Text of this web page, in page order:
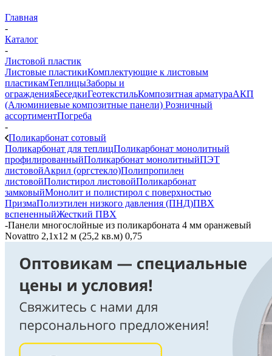
Главная
-
Каталог
-
Листовой пластик
Листовые пластикиКомплектующие к листовым
пластикамТеплицыЗаборы и
огражденияБеседкиГеотекстильКомпозитная арматураАКП
(Алюминиевые композитные панели) Розничный
ассортиментПогреба
-
Поликарбонат сотовый
Поликарбонат для теплицПоликарбонат монолитный
профилированныйПоликарбонат монолитныйПЭТ
листовойАкрил (оргстекло)Полипропилен
листовойПолистирол листовойПоликарбонат
замковыйМонолит и полистирол с поверхностью
ПризмаПолиэтилен низкого давления (ПНД)ПВХ
вспененныйЖесткий ПВХ
-Панели многослойные из поликарбоната 4 мм оранжевый
Novattro 2,1х12 м (25,2 кв.м) 0,75